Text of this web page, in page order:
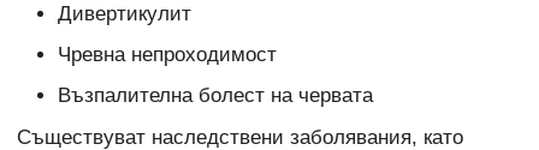
Дивертикулит
Чревна непроходимост
Възпалителна болест на червата
Съществуват наследствени заболявания, като